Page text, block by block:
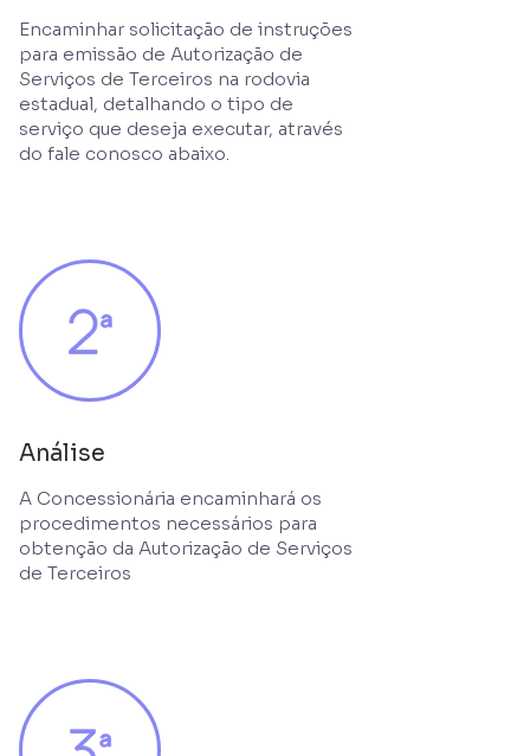
Encaminhar solicitação de instruções
para emissão de Autorização de
Serviços de Terceiros na rodovia
estadual, detalhando o tipo de
serviço que deseja executar, através
do fale conosco abaixo.
Análise
A Concessionária encaminhará os
procedimentos necessários para
obtenção da Autorização de Serviços
de Terceiros